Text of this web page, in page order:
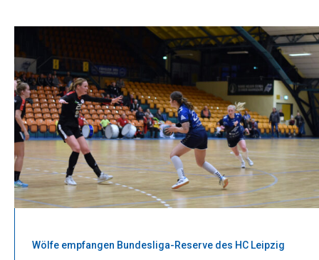
Wölfe empfangen Bundesliga-Reserve des HC Leipzig